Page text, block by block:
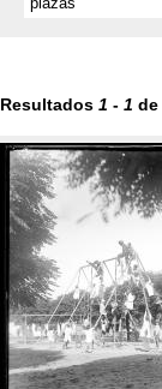
Resultados 1 - 1 de